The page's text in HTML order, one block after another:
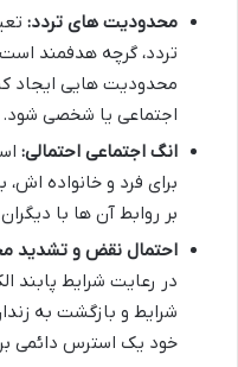
محدودیت های تردد:
تردد، گرچه هدفمند
محدودیت هایی ایجاد
اجتماعی یا شخصی شود.
انگ اجتماعی احتمالی:
برای فرد و خانواده
بر روابط آن ها با
احتمال نقض و تشدید
در رعایت شرایط پابند
شرایط و بازگشت به
خود یک استرس دائمی